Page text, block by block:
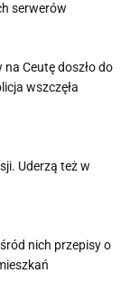
serwerów
Ceutę doszło do
wszczęła
Uderzą też w
nich przepisy o